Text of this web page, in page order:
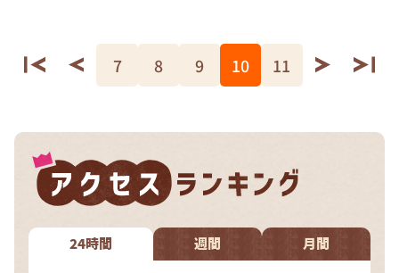
7 8 9 10 11
24時間 週間 月間